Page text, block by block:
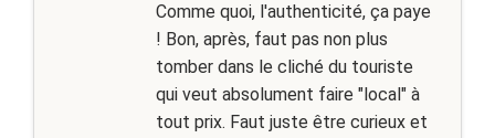
Comme quoi, l'authenticité, ça paye
! Bon, après, faut pas non plus
tomber dans le cliché du touriste
qui veut absolument faire "local" à
tout prix. Faut juste être curieux et